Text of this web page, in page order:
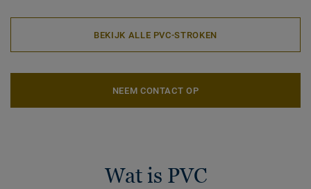
BEKIJK ALLE PVC-STROKEN
NEEM CONTACT OP
Wat is PVC